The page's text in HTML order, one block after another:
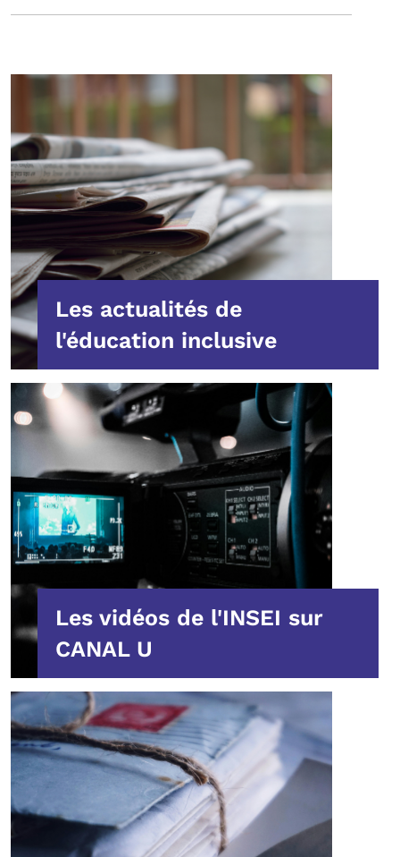
Les actualités de
l'éducation inclusive
Les vidéos de l'INSEI sur
CANAL U